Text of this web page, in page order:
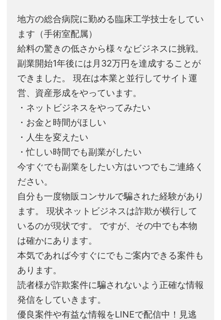
地方の総合病院に勤める臨床工学技士をしてい
ます（手術室配属）
給料の驚きの低さから様々なビジネスに挑戦。
副業開始1年後には月32万円を達成することが
できました。 現在は本業と並行してサイト運
営、資産形成をやっています。
・ネットビジネスをやってみたい
・お金と時間がほしい
・人生を変えたい
・忙しい時間でも副業がしたい
今すぐでも副業をしたい方はいつでもご連絡く
ださい。
自分も一度物販コンサルで騙された経験があり
ます。 現状ネットビジネスは詐欺が横行して
いるのが現状です。 ですが、その中でも本物
は確かにあります。
本気であれば今すぐにでもご案内できる案件も
あります。
読者様が詐欺案件に騙されないよう正確な情報
発信をしていきます。
優良案件や有益な情報をLINEで配信中！見逃